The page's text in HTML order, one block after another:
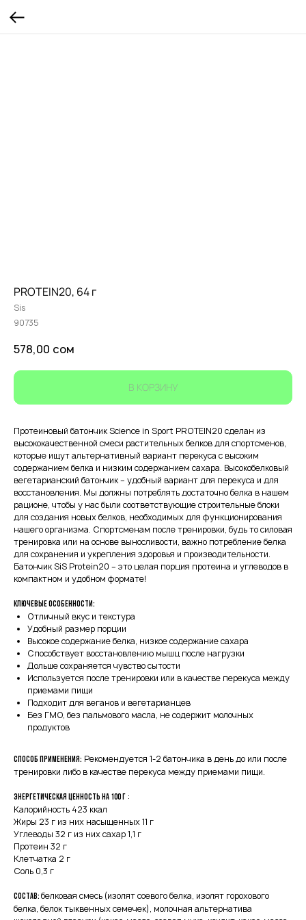
PROTEIN20, 64 г
Sis
90735
578,00 сом
В КОРЗИНУ
Протеиновый батончик Science in Sport PROTEIN20 сделан из
высококачественной смеси растительных белков для спортсменов,
которые ищут альтернативный вариант перекуса с высоким
содержанием белка и низким содержанием сахара. Высокобелковый
вегетарианский батончик – удобный вариант для перекуса и для
восстановления. Мы должны потреблять достаточно белка в нашем
рационе, чтобы у нас были соответствующие строительные блоки
для создания новых белков, необходимых для функционирования
нашего организма. Спортсменам после тренировки, будь то силовая
тренировка или на основе выносливости, важно потребление белка
для сохранения и укрепления здоровья и производительности.
Батончик SiS Protein20 – это целая порция протеина и углеводов в
компактном и удобном формате!
Ключевые особенности:
Отличный вкус и текстура
Удобный размер порции
Высокое содержание белка, низкое содержание сахара
Способствует восстановлению мышц после нагрузки
Дольше сохраняется чувство сытости
Используется после тренировки или в качестве перекуса между
приемами пищи
Подходит для веганов и вегетарианцев
Без ГМО, без пальмового масла, не содержит молочных
продуктов
Способ применения: Рекомендуется 1-2 батончика в день до или после
тренировки либо в качестве перекуса между приемами пищи.
Энергетическая ценность на 100 г :
Калорийность 423 ккал
Жиры 23 г из них насыщенных 11 г
Углеводы 32 г из них сахар 1,1 г
Протеин 32 г
Клетчатка 2 г
Соль 0,3 г
Состав: белковая смесь (изолят соевого белка, изолят горохового
белка, белок тыквенных семечек), молочная альтернатива